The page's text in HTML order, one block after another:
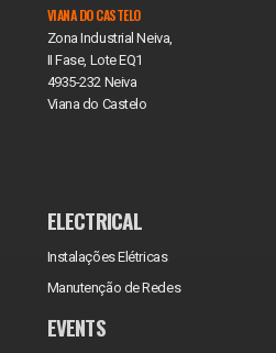
VIANA DO CASTELO
Zona Industrial Neiva,
II Fase, Lote EQ1
4935-232 Neiva
Viana do Castelo
ELECTRICAL
Instalações Elétricas
Manutenção de Redes
EVENTS